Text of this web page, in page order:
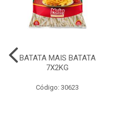
BATATA MAIS BATATA
7X2KG
Código: 30623